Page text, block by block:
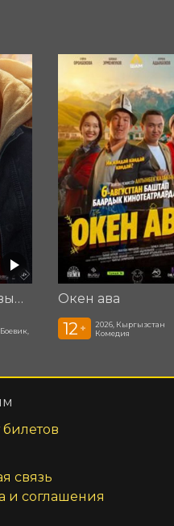
Человек-паук: Новый день Окен ава
12 +
2026, Кыргызстан
Комедия
билетов
связь
и соглашения